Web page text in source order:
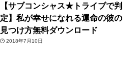
【サブコンシャス★トライブで判
定】私が幸せになれる運命の彼の
見つけ方無料ダウンロード
2018年7月10日